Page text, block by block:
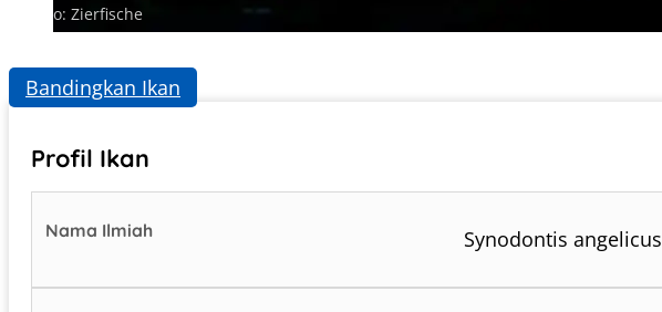
Photo: Zierfische
Bandingkan Ikan
Profil Ikan
Nama Ilmiah Synodontis angelicus